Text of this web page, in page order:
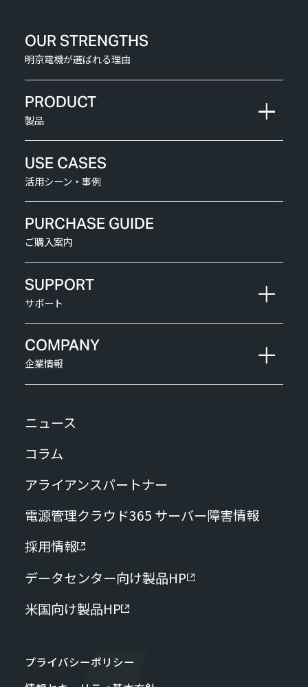
OUR STRENGTHS
明京電機が選ばれる理由
PRODUCT
製品
USE CASES
活用シーン・事例
PURCHASE GUIDE
ご購入案内
SUPPORT
サポート
COMPANY
企業情報
ニュース
コラム
アライアンスパートナー
電源管理クラウド365 サーバー障害情報
採用情報
データセンター向け製品HP
米国向け製品HP
プライバシーポリシー